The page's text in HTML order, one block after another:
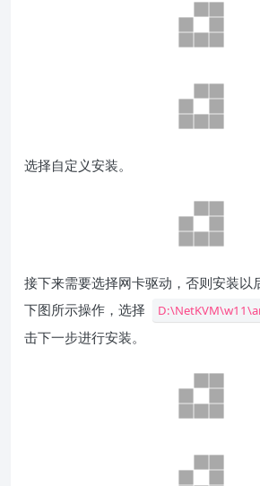
选择自定义安装。
接下来需要选择网卡驱动，否则安装以
下图所示操作，选择
击下一步进行安装。